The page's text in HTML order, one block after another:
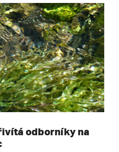
odborníky na